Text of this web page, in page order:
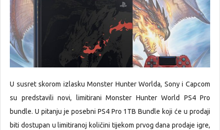
U susret skorom izlasku Monster Hunter Worlda, Sony i Capcom
su predstavili novi, limitirani Monster Hunter World PS4 Pro
bundle. U pitanju je posebni PS4 Pro 1TB Bundle koji će u prodaji
biti dostupan u limitiranoj količini tijekom prvog dana prodaje igre,